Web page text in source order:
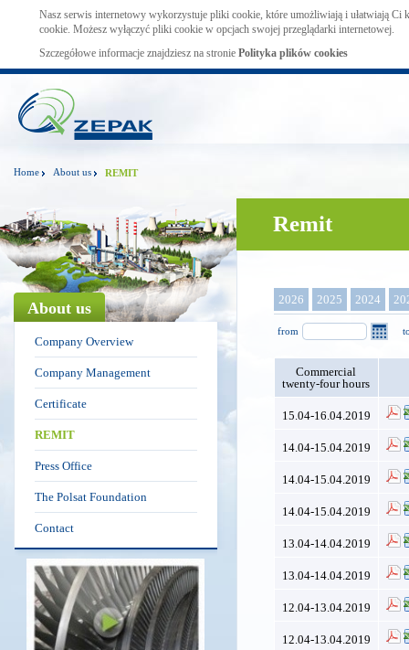
Nasz serwis internetowy wykorzystuje pliki cookie, które umożliwiają i ułatwiają Ci
cookie. Możesz wyłączyć pliki cookie w opcjach swojej przeglądarki internetowej.
Szczegółowe informacje znajdziesz na stronie Polityka plików cookies
Home About us REMIT
About us
Company Overview
Company Management
Certificate
REMIT
Press Office
The Polsat Foundation
Contact
Remit
2026 2025 2024
from
Commercial
twenty-four hours
15.04-16.04.2019
14.04-15.04.2019
14.04-15.04.2019
14.04-15.04.2019
13.04-14.04.2019
13.04-14.04.2019
12.04-13.04.2019
12.04-13.04.2019